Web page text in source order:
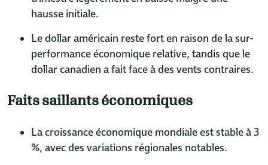
hausse initiale.
Le dollar américain reste fort en raison de la sur-
performance économique relative, tandis que le
dollar canadien a fait face à des vents contraires.
Faits saillants économiques
La croissance économique mondiale est stable à 3
%, avec des variations régionales notables.